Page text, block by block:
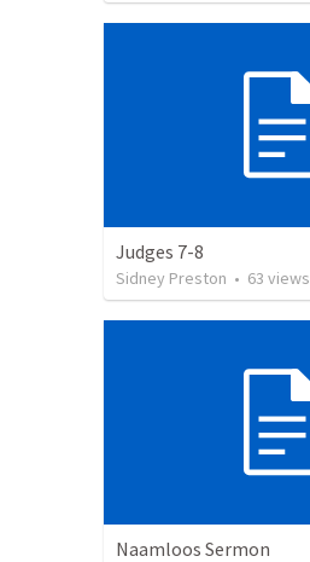
Judges 7-8
Sidney Preston • 63 views
Naamloos Sermon